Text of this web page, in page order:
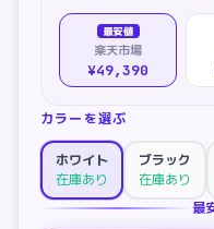
最安値
楽天市場
¥49,390
カラーを選ぶ
ホワイト
在庫あり
ブラック
在庫あり
最